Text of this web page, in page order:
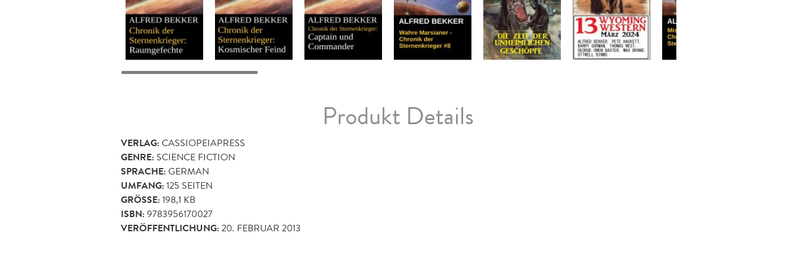
Produkt Details
VERLAG:CASSIOPEIAPRESS
GENRE: SCIENCE FICTION
SPRACHE:GERMAN
UMFANG:125 SEITEN
GRÖSSE: 198,1 KB
ISBN:9783956170027
VERÖFFENTLICHUNG:20. FEBRUAR 2013